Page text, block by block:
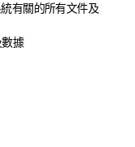
有關的所有文件及
據